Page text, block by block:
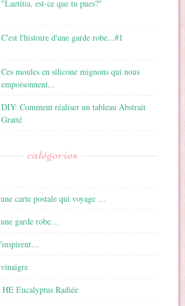
"Laetitia, est-ce que tu pues?"
C'est l'histoire d'une garde robe...#1
Ces moules en silicone mignons qui nous
empoisonnent...
DIY: Comment réaliser un tableau Abstrait
Gratté
catégories
carte postale qui voyage …
garde robe…
Eucalyptus Radiée